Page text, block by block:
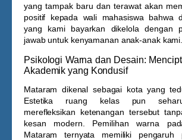
yang tampak baru dan terawat akan
positif kepada wali mahasiswa bahwa
yang kami bayarkan dikelola dengan
jawab untuk kenyamanan anak-anak kami.
Psikologi Warna dan Desain:
Akademik yang Kondusif
Mataram dikenal sebagai kota yang
Estetika ruang kelas pun
merefleksikan ketenangan tersebut
kesan modern. Pemilihan warna
Mataram ternyata memiliki pengaruh